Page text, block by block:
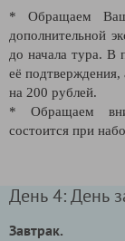
* Обращаем
дополнительной
до начала тура. В
её подтверждения,
на 200 рублей.
* Обращаем
состоится при
День 4: День
Завтрак.